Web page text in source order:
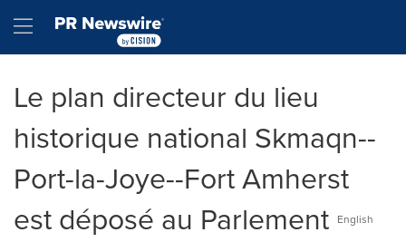
Hamburger menu
Le plan directeur du lieu
historique national Skmaqn--
Port-la-Joye--Fort Amherst
est déposé au Parlement English